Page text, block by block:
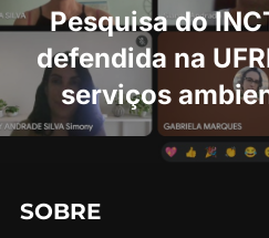
PostPesquisa do
defendida na
serviços
SOBRE